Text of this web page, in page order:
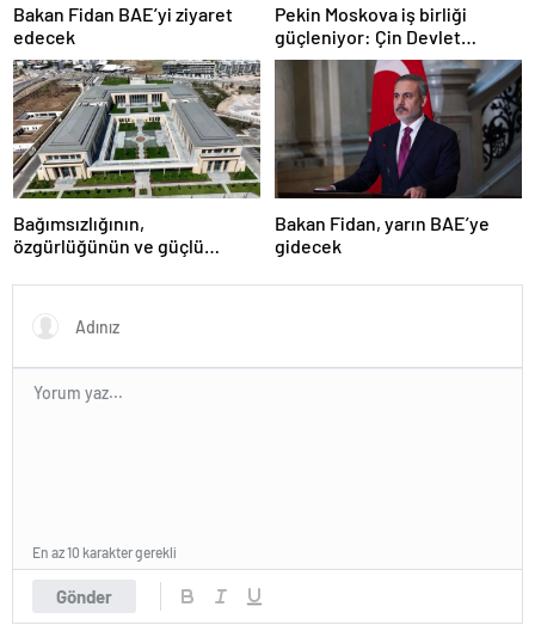
Bakan Fidan BAE’yi ziyaret
edecek
Pekin Moskova iş birliği
güçleniyor: Çin Devlet
Başkanı Zafer Günü için
Rusya’da olacak
Bağımsızlığının,
özgürlüğünün ve güçlü
Türkiye’den Yavru Vatan’a dev
eserler…
Bakan Fidan, yarın BAE’ye
gidecek
Gönder
En az 10 karakter gerekli